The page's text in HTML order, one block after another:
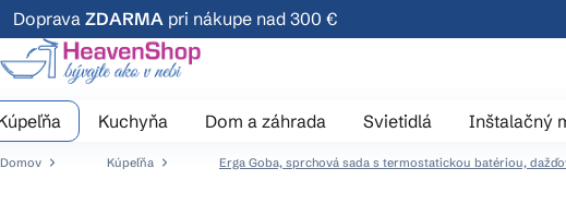
Prejsť
na
obsah
Doprava ZDARMA pri nákupe nad 300 €
Kuchyňa Dom a záhrada Svietidlá Inštalačný
Domov Kúpeľňa Erga Goba, sprchová sada s termostatickou batériou,